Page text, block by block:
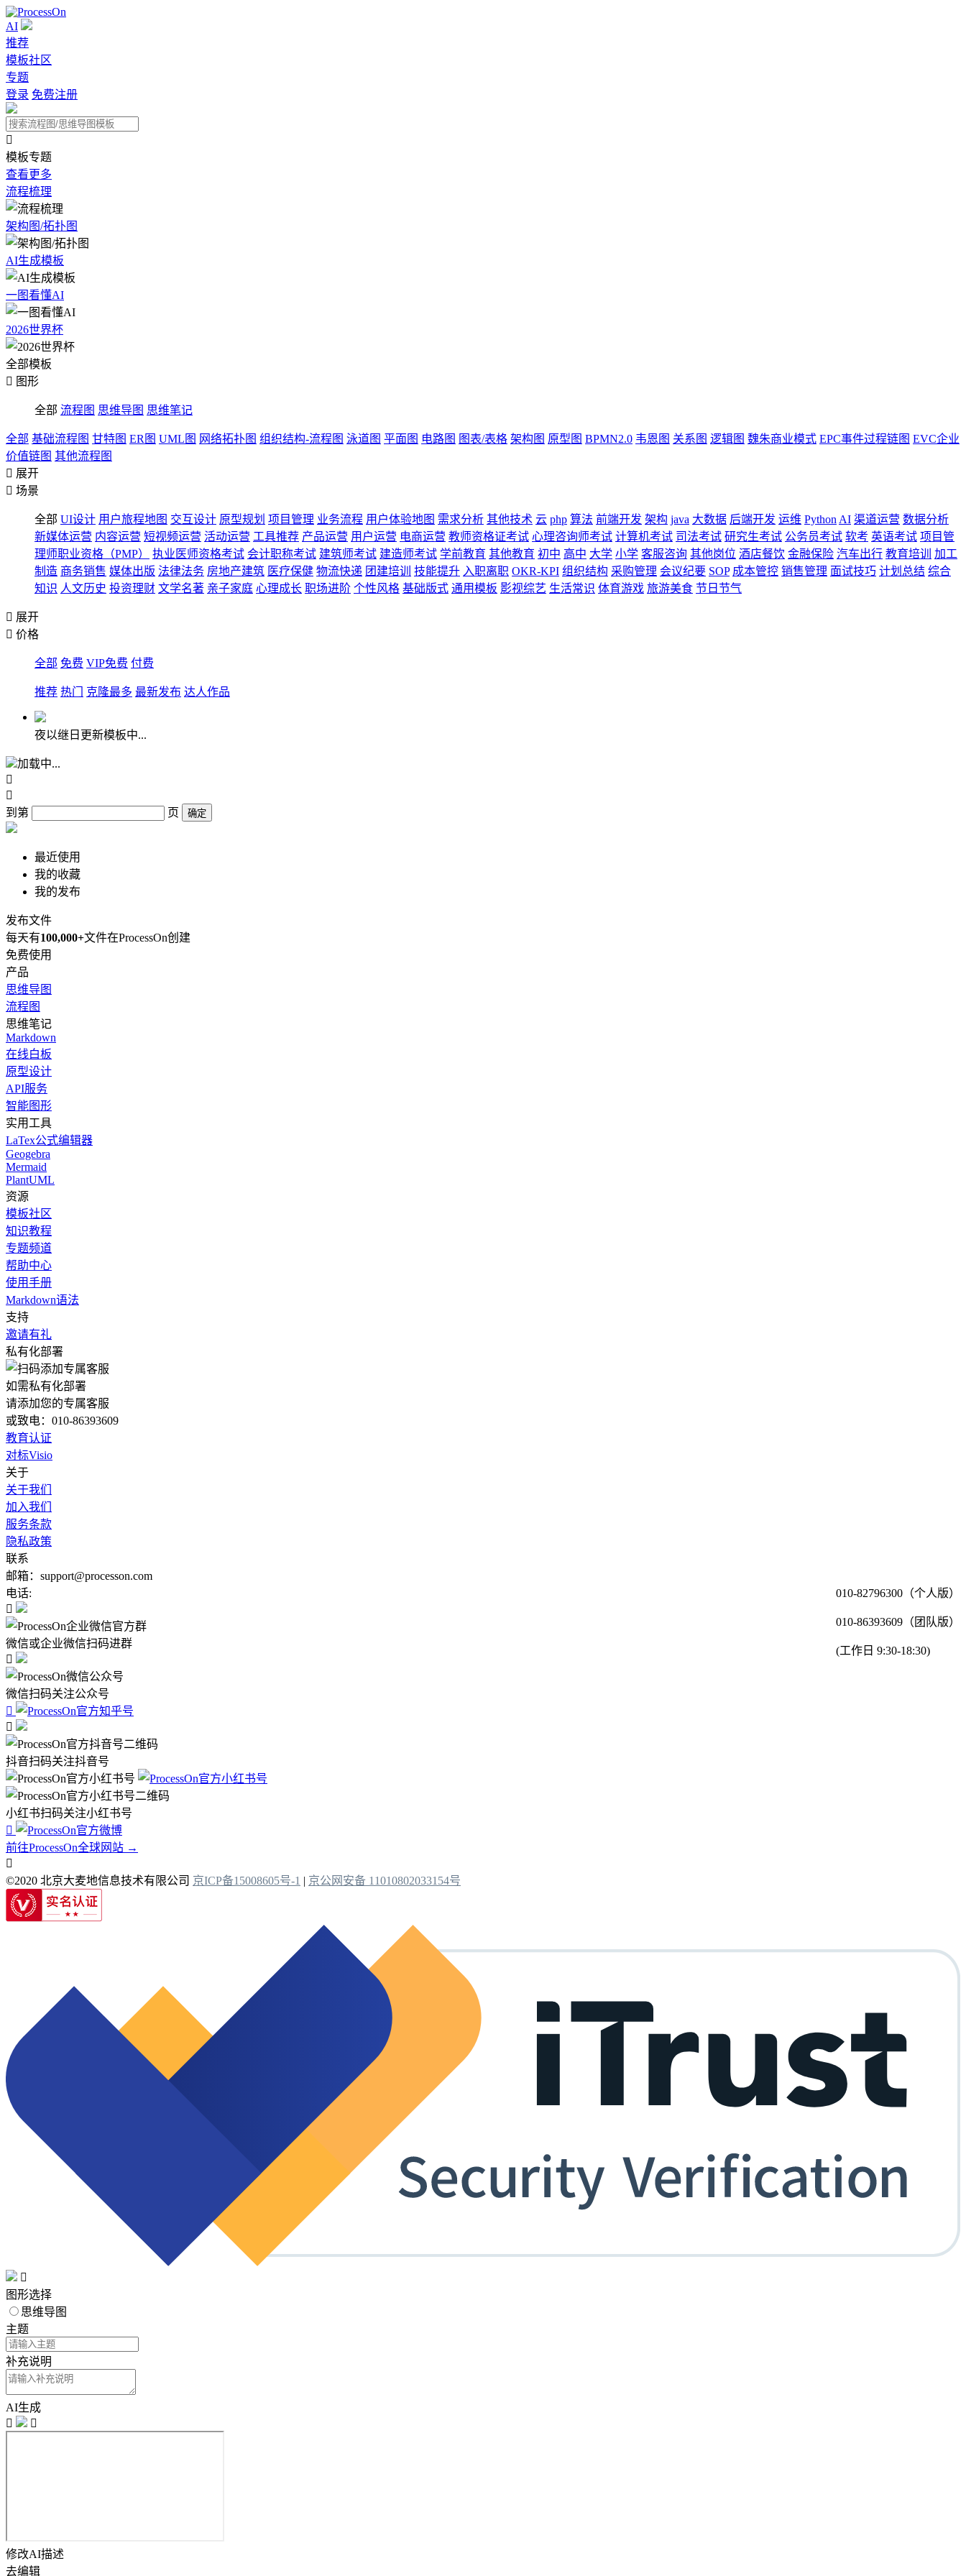
AI
推荐
模板社区
专题
登录 免费注册

模板专题
查看更多
流程梳理
架构图/拓扑图
AI生成模板
一图看懂AI
2026世界杯
全部模板
 图形
全部 流程图 思维导图 思维笔记
全部 基础流程图 甘特图 ER图 UML图 网络拓扑图 组织结构-流程图 泳道图 平面图 电路图 图表/表格 架构图 原型图 BPMN2.0 韦恩图 关系图 逻辑图 魏朱商业模式 EPC事件过程链图 EVC企业
价值链图 其他流程图
 展开
 场景
全部 UI设计 用户旅程地图 交互设计 原型规划 项目管理 业务流程 用户体验地图 需求分析 其他技术 云 php 算法 前端开发 架构 java 大数据 后端开发 运维 Python AI 渠道运营 数据分析
新媒体运营 内容运营 短视频运营 活动运营 工具推荐 产品运营 用户运营 电商运营 教师资格证考试 心理咨询师考试 计算机考试 司法考试 研究生考试 公务员考试 软考 英语考试 项目管
理师职业资格（PMP）
执业医师资格考试 会计职称考试 建筑师考试 建造师考试 学前教育 其他教育 初中 高中 大学 小学 客服咨询 其他岗位 酒店餐饮 金融保险 汽车出行 教育培训
加工
制造 商务销售 媒体出版 法律法务 房地产建筑 医疗保健 物流快递 团建培训 技能提升 入职离职 OKR-KPI 组织结构 采购管理 会议纪要 SOP 成本管控 销售管理 面试技巧 计划总结 综合
知识 人文历史 投资理财 文学名著 亲子家庭 心理成长 职场进阶 个性风格 基础版式 通用模板 影视综艺 生活常识 体育游戏 旅游美食 节日节气
 展开
 价格
全部 免费 VIP免费 付费
推荐 热门 克隆最多 最新发布 达人作品
夜以继日更新模板中...
加载中...


到第
页 确定
最近使用
我的收藏
我的发布
发布文件
每天有100,000+文件在ProcessOn创建
免费使用
产品
思维导图
流程图
思维笔记
Markdown
在线白板
原型设计
API服务
智能图形
实用工具
LaTex公式编辑器
Geogebra
Mermaid
PlantUML
资源
模板社区
知识教程
专题频道
帮助中心
使用手册
Markdown语法
支持
邀请有礼
私有化部署
如需私有化部署
请添加您的专属客服
或致电：010-86393609
教育认证
对标Visio
关于
关于我们
加入我们
服务条款
隐私政策
联系
邮箱：support@processon.com
电话:
010-82796300（个人版）
010-86393609（团队版）
(工作日 9:30-18:30)

微信或企业微信扫码进群

微信扫码关注公众号


抖音扫码关注抖音号
小红书扫码关注小红书号

前往ProcessOn全球网站 →

©2020 北京大麦地信息技术有限公司 京ICP备15008605号-1 | 京公网安备 11010802033154号

图形选择
思维导图
主题
补充说明
AI生成


修改AI描述
去编辑